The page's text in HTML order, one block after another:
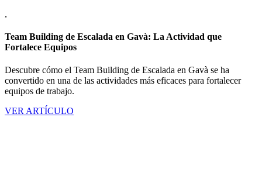
,
Team Building de Escalada en Gavà: La Actividad que
Fortalece Equipos
Descubre cómo el Team Building de Escalada en Gavà se ha
convertido en una de las actividades más eficaces para fortalecer
equipos de trabajo.
VER ARTÍCULO